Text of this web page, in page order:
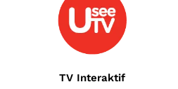
TV Interaktif